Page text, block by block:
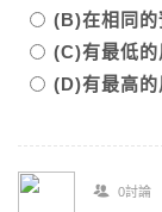
(B)在相同
(C)有最低
(D)有最高的
0討論